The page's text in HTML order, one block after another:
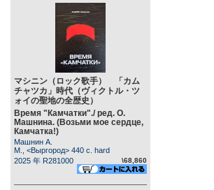
マシニン（ロック歌手） 「カム
チャツカ」時代（ヴィクトル・ツ
ォイの聖地の全歴史）
Время "Камчатки"./ ред. О.
Машнина. (Возьми мое сердце,
Камчатка!)
Машнин А.
М., <Выргород> 440 c. hard
2025 年 R281000
\68,860